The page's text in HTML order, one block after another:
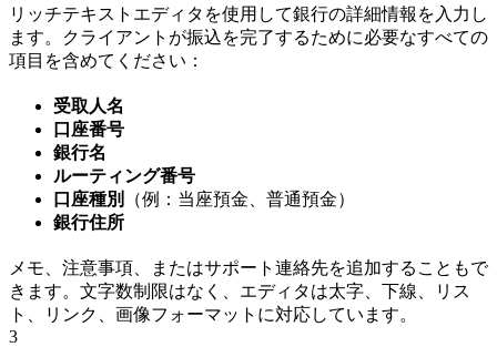
リッチテキストエディタを使用して銀行の詳細情報を入力し
ます。クライアントが振込を完了するために必要なすべての
項目を含めてください：
受取人名
口座番号
銀行名
ルーティング番号
口座種別
（例：当座預金、普通預金）
銀行住所
メモ、注意事項、またはサポート連絡先を追加することもで
きます。文字数制限はなく、エディタは太字、下線、リス
ト、リンク、画像フォーマットに対応しています。
3